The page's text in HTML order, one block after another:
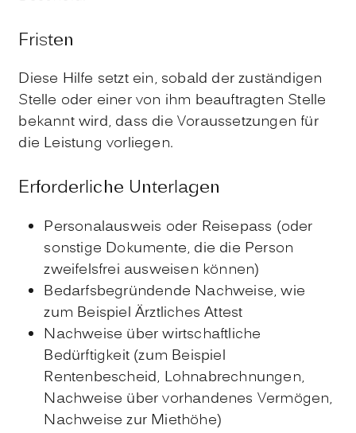
Fristen
Diese Hilfe setzt ein, sobald der zuständigen
Stelle oder einer von ihm beauftragten Stelle
bekannt wird, dass die Voraussetzungen für
die Leistung vorliegen.
Erforderliche Unterlagen
Personalausweis oder Reisepass (oder
sonstige Dokumente, die die Person
zweifelsfrei ausweisen können)
Bedarfsbegründende Nachweise, wie
zum Beispiel Ärztliches Attest
Nachweise über wirtschaftliche
Bedürftigkeit (zum Beispiel
Rentenbescheid, Lohnabrechnungen,
Nachweise über vorhandenes Vermögen,
Nachweise zur Miethöhe)